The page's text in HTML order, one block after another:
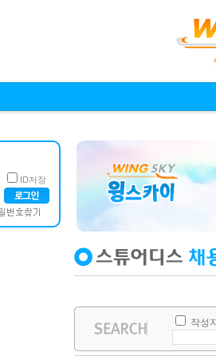
ID저장
작성